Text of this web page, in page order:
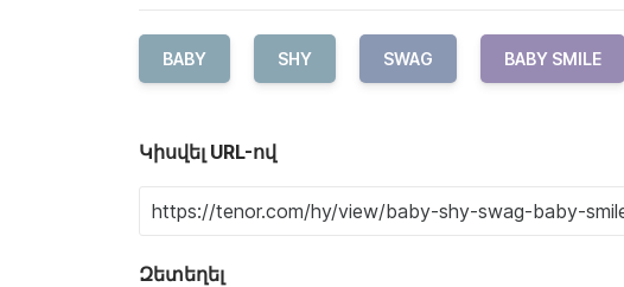
BABY SHY SWAG BABY SMILE
Կիսվել URL-ով
Զետեղել